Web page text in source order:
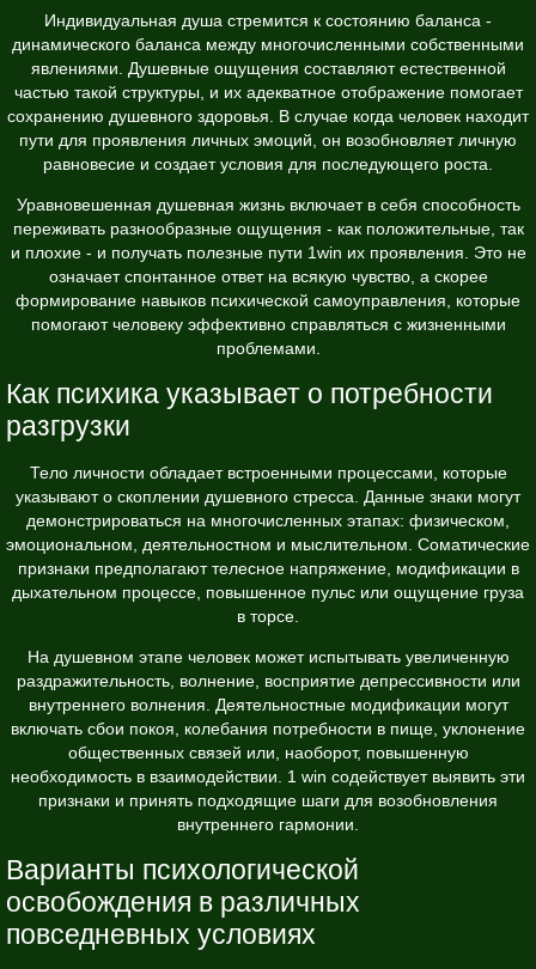
Индивидуальная душа стремится к состоянию баланса -
динамического баланса между многочисленными собственными
явлениями. Душевные ощущения составляют естественной
частью такой структуры, и их адекватное отображение помогает
сохранению душевного здоровья. В случае когда человек находит
пути для проявления личных эмоций, он возобновляет личную
равновесие и создает условия для последующего роста.
Уравновешенная душевная жизнь включает в себя способность
переживать разнообразные ощущения - как положительные, так
и плохие - и получать полезные пути 1win их проявления. Это не
означает спонтанное ответ на всякую чувство, а скорее
формирование навыков психической самоуправления, которые
помогают человеку эффективно справляться с жизненными
проблемами.
Как психика указывает о потребности
разгрузки
Тело личности обладает встроенными процессами, которые
указывают о скоплении душевного стресса. Данные знаки могут
демонстрироваться на многочисленных этапах: физическом,
эмоциональном, деятельностном и мыслительном. Соматические
признаки предполагают телесное напряжение, модификации в
дыхательном процессе, повышенное пульс или ощущение груза
в торсе.
На душевном этапе человек может испытывать увеличенную
раздражительность, волнение, восприятие депрессивности или
внутреннего волнения. Деятельностные модификации могут
включать сбои покоя, колебания потребности в пище, уклонение
общественных связей или, наоборот, повышенную
необходимость в взаимодействии. 1 win содействует выявить эти
признаки и принять подходящие шаги для возобновления
внутреннего гармонии.
Варианты психологической
освобождения в различных
повседневных условиях